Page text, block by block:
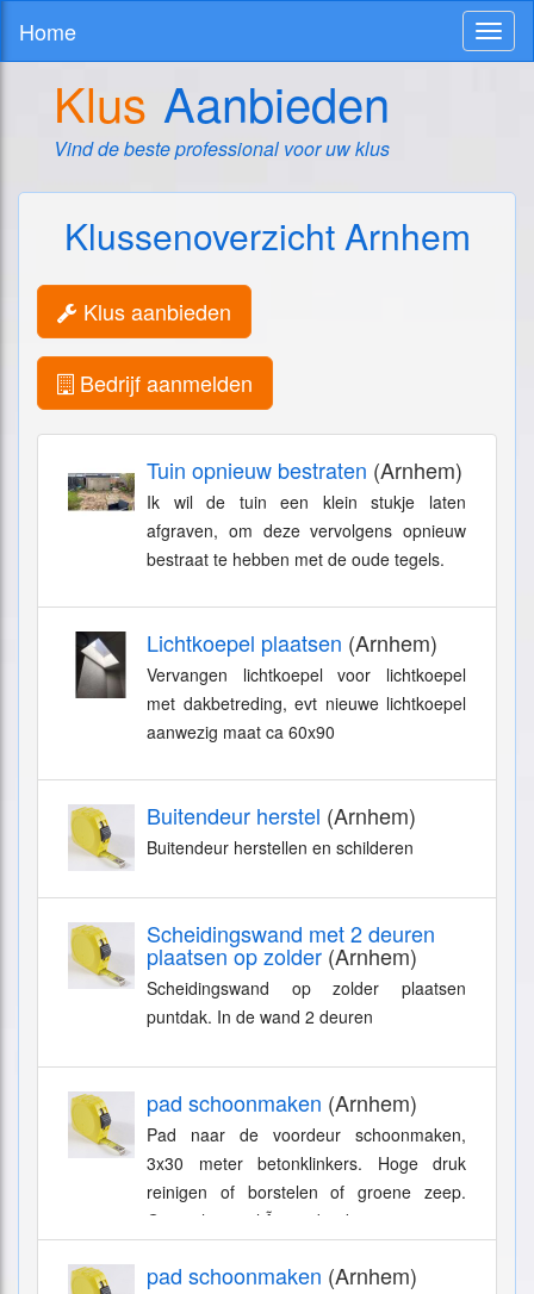
Home
Klus Aanbieden
Vind de beste professional voor uw klus
Klussenoverzicht Arnhem
Klus aanbieden
Bedrijf aanmelden
Tuin opnieuw bestraten (Arnhem)
Ik wil de tuin een klein stukje laten
afgraven, om deze vervolgens opnieuw
bestraat te hebben met de oude tegels.
Lichtkoepel plaatsen (Arnhem)
Vervangen lichtkoepel voor lichtkoepel
met dakbetreding, evt nieuwe lichtkoepel
aanwezig maat ca 60x90
Buitendeur herstel (Arnhem)
Buitendeur herstellen en schilderen
Scheidingswand met 2 deuren
plaatsen op zolder (Arnhem)
Scheidingswand op zolder plaatsen
puntdak. In de wand 2 deuren
pad schoonmaken (Arnhem)
Pad naar de voordeur schoonmaken,
3x30 meter betonklinkers. Hoge druk
reinigen of borstelen of groene zeep.
Geen chemicaliÃ«n gebruiken
pad schoonmaken (Arnhem)